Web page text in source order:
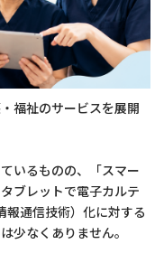
福祉のサービスを展開
いるものの、「スマー
ブレットで電子カルテ
通信技術）化に対する
少なくありません。